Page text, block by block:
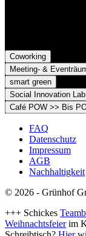
Coworking
Meeting- &
smart green
Social Innovation Lab
Café POW >> Bis
FAQ
Datenschutz
Impressum
AGB
Nachhaltigkeit
© 2026 - Grünhof
+++ Schickes
Weihnachtsfeierim